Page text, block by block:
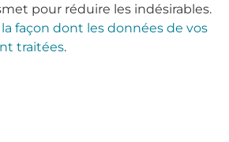
pour réduire les indésirables.
façon dont les données de vos
traitées.